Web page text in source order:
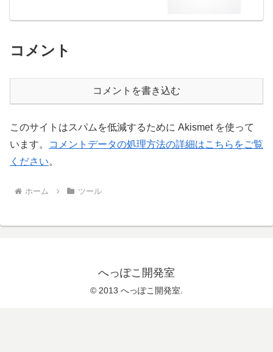
コメント
コメントを書き込む
このサイトはスパムを低減するために Akismet を使って
います。
コメントデータの処理方法の詳細はこちらをご覧
ください。
ホーム ツール
へっぽこ開発室
© 2013 へっぽこ開発室.